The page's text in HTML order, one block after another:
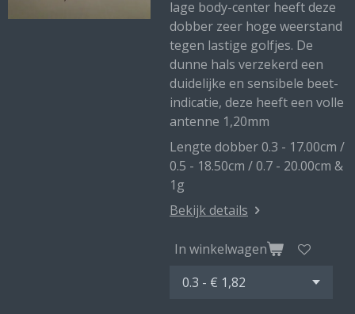
lage body-center heeft deze
dobber zeer hoge weerstand
tegen lastige golfjes. De
dunne hals verzekerd een
duidelijke en sensibele beet-
indicatie, deze heeft een volle
antenne 1,20mm
Lengte dobber 0.3 - 17.00cm /
0.5 - 18.50cm / 0.7 - 20.00cm &
1g
Bekijk details
In winkelwagen